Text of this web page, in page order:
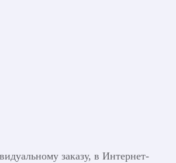
заказу, в Интернет-